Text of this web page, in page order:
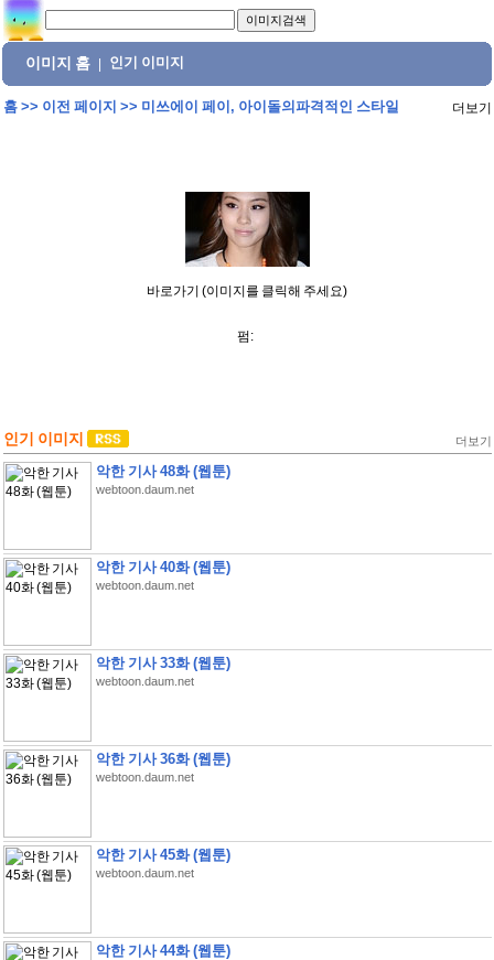
이미지 홈 인기 이미지
홈>> 이전 페이지 >> 미쓰에이 페이, 아이돌의파격적인 스타일 더보기
바로가기 (이미지를 클릭해 주세요)
펌:
인기 이미지 더보기
악한 기사 48화 (웹툰)
webtoon.daum.net
악한 기사 40화 (웹툰)
webtoon.daum.net
악한 기사 33화 (웹툰)
webtoon.daum.net
악한 기사 36화 (웹툰)
webtoon.daum.net
악한 기사 45화 (웹툰)
webtoon.daum.net
악한 기사 44화 (웹툰)